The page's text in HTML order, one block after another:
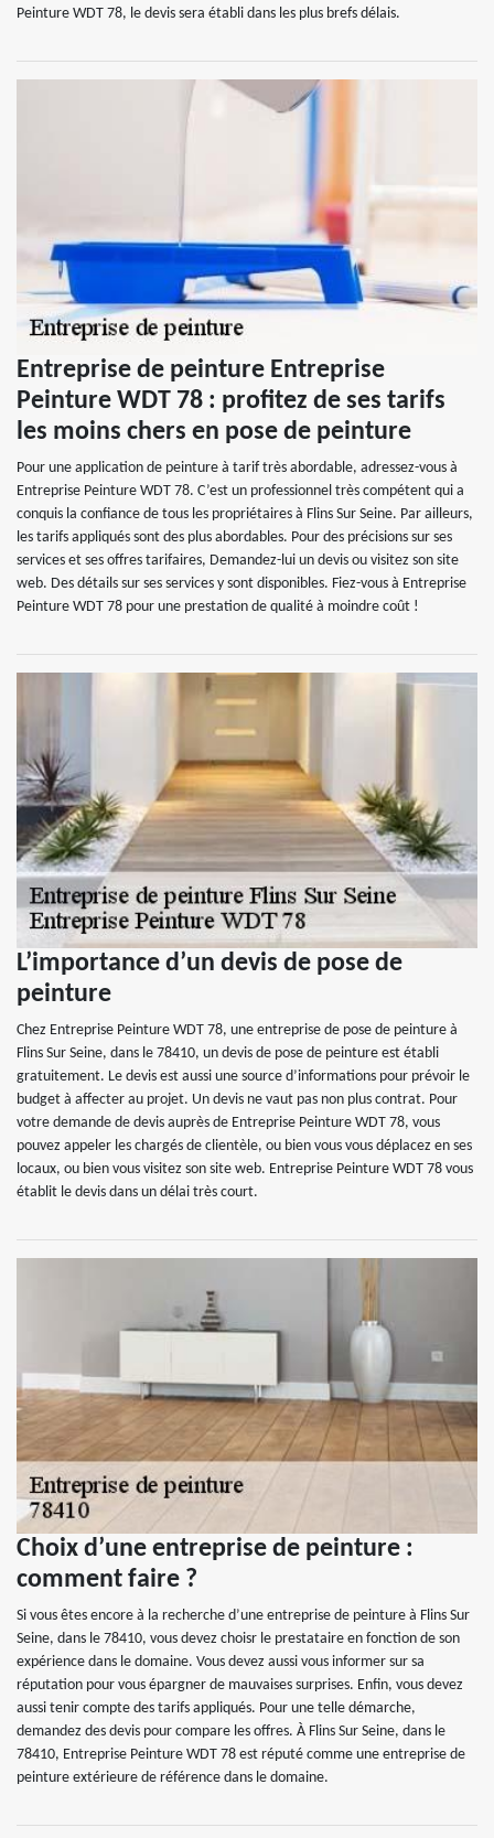
Peinture WDT 78, le devis sera établi dans les plus brefs délais.
Entreprise de peinture Entreprise
Peinture WDT 78 : profitez de ses tarifs
les moins chers en pose de peinture
Pour une application de peinture à tarif très abordable, adressez-vous à
Entreprise Peinture WDT 78. C’est un professionnel très compétent qui a
conquis la confiance de tous les propriétaires à Flins Sur Seine. Par ailleurs,
les tarifs appliqués sont des plus abordables. Pour des précisions sur ses
services et ses offres tarifaires, Demandez-lui un devis ou visitez son site
web. Des détails sur ses services y sont disponibles. Fiez-vous à Entreprise
Peinture WDT 78 pour une prestation de qualité à moindre coût !
L’importance d’un devis de pose de
peinture
Chez Entreprise Peinture WDT 78, une entreprise de pose de peinture à
Flins Sur Seine, dans le 78410, un devis de pose de peinture est établi
gratuitement. Le devis est aussi une source d’informations pour prévoir le
budget à affecter au projet. Un devis ne vaut pas non plus contrat. Pour
votre demande de devis auprès de Entreprise Peinture WDT 78, vous
pouvez appeler les chargés de clientèle, ou bien vous vous déplacez en ses
locaux, ou bien vous visitez son site web. Entreprise Peinture WDT 78 vous
établit le devis dans un délai très court.
Choix d’une entreprise de peinture :
comment faire ?
Si vous êtes encore à la recherche d’une entreprise de peinture à Flins Sur
Seine, dans le 78410, vous devez choisr le prestataire en fonction de son
expérience dans le domaine. Vous devez aussi vous informer sur sa
réputation pour vous épargner de mauvaises surprises. Enfin, vous devez
aussi tenir compte des tarifs appliqués. Pour une telle démarche,
demandez des devis pour compare les offres. À Flins Sur Seine, dans le
78410, Entreprise Peinture WDT 78 est réputé comme une entreprise de
peinture extérieure de référence dans le domaine.